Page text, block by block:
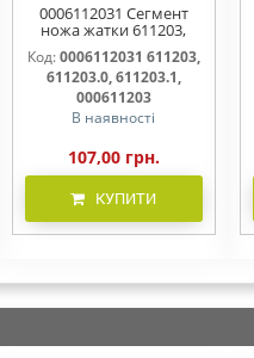
0006112031 Сегмент
ножа жатки 611203,
611203.0, 611203.1,
000611203
Код:0006112031 611203,
611203.0, 611203.1,
000611203
В наявності
107,00 грн.
КУПИТИ